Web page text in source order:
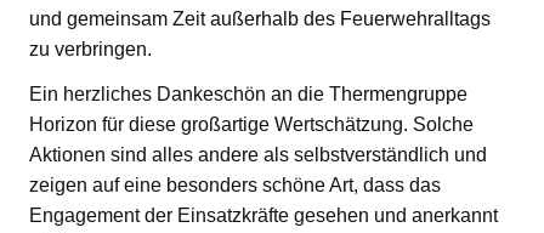
und gemeinsam Zeit außerhalb des Feuerwehralltags
zu verbringen.
Ein herzliches Dankeschön an die Thermengruppe
Horizon für diese großartige Wertschätzung. Solche
Aktionen sind alles andere als selbstverständlich und
zeigen auf eine besonders schöne Art, dass das
Engagement der Einsatzkräfte gesehen und anerkannt